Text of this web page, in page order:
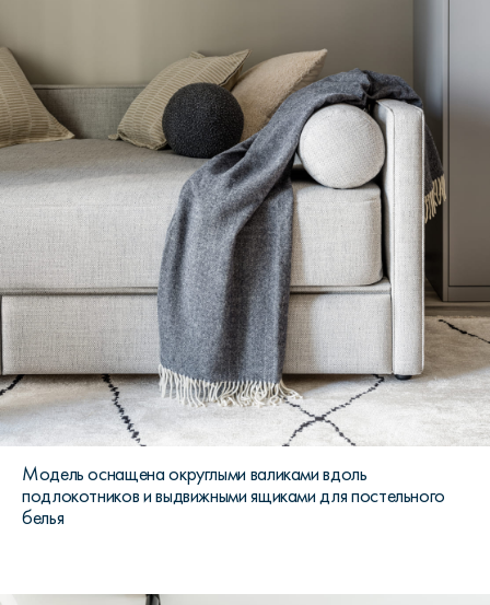
Модель оснащена округлыми валиками вдоль
подлокотников и выдвижными ящиками для постельного
белья